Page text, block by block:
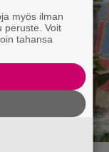
myös ilman
peruste. Voit
tahansa